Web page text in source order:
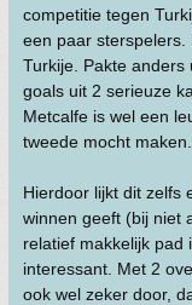
competitie tegen
een paar sterspelers.
Turkije. Pakte anders
goals uit 2 serieuze
Metcalfe is wel een
tweede mocht maken.
Hierdoor lijkt dit zelfs
winnen geeft (bij niet
relatief makkelijk pad
interessant. Met 2
ook wel zeker door,